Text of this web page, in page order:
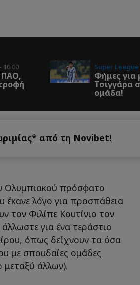
10:00
ΠΑΟ,
Super League
Φήμες για
Τσιγγάρα
ομάδα!
από τη Novibet!
Ολυμπιακού πρόσφατο
έκανε λόγο για προσπάθεια
τον Φιλίπε Κουτίνιο τον
για ένα τεράστιο
όπως δείχνουν τα όσα
με σπουδαίες ομάδες
μεταξύ άλλων).